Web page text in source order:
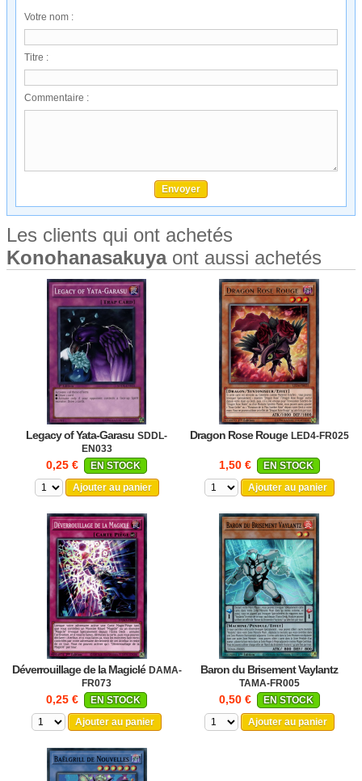
Votre nom :
Titre :
Commentaire :
Les clients qui ont achetés
Konohanasakuyaont aussi achetés
Legacy of Yata-Garasu SDDL-
EN033
0,25 €
EN STOCK
Ajouter au panier
Dragon Rose Rouge LED4-FR025
1,50 €
EN STOCK
Ajouter au panier
Déverrouillage de la Magiclé DAMA-
FR073
0,25 €
EN STOCK
Ajouter au panier
Baron du Brisement Vaylantz
TAMA-FR005
0,50 €
EN STOCK
Ajouter au panier